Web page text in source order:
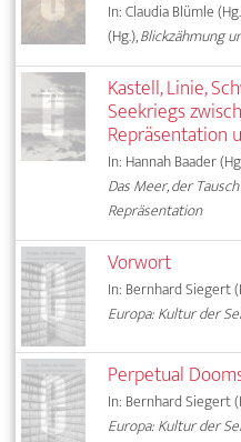
In: Claudia Blümle
(Hg.),Blickzähmung
Kastell, Linie,
Seekriegs
Repräsentation
In: Hannah Baader
Das Meer, der
Repräsentation
Vorwort
In: Bernhard Siegert
Europa: Kultur der
Perpetual
In: Bernhard Siegert
Europa: Kultur der